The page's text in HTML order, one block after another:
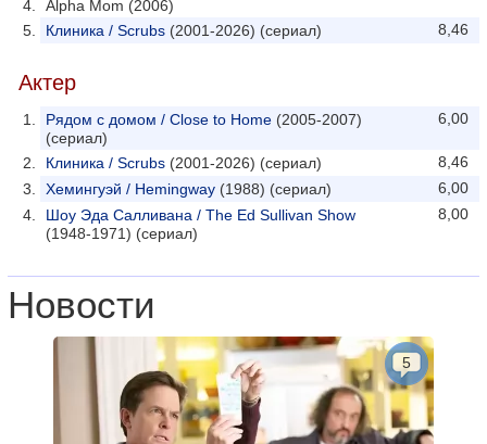
Alpha Mom (2006)
8,46
Клиника / Scrubs (2001-2026) (сериал)
Актер
6,00
Рядом с домом / Close to Home (2005-2007)
(сериал)
8,46
Клиника / Scrubs (2001-2026) (сериал)
6,00
Хемингуэй / Hemingway (1988) (сериал)
8,00
Шоу Эда Салливана / The Ed Sullivan Show
(1948-1971) (сериал)
Новости
5